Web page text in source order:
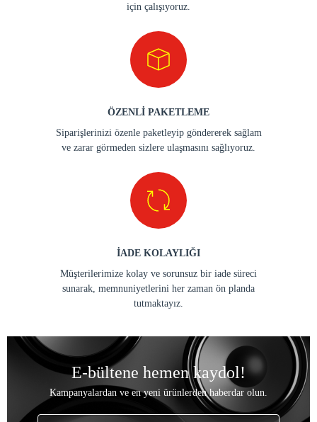
için çalışıyoruz.
ÖZENLİ PAKETLEME
Siparişlerinizi özenle paketleyip göndererek sağlam
ve zarar görmeden sizlere ulaşmasını sağlıyoruz.
İADE KOLAYLIĞI
Müşterilerimize kolay ve sorunsuz bir iade süreci
sunarak, memnuniyetlerini her zaman ön planda
tutmaktayız.
E-bültene hemen kaydol!
Kampanyalardan ve en yeni ürünlerden haberdar olun.